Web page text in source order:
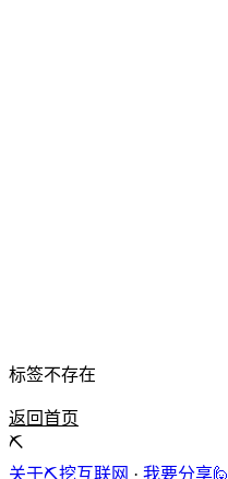
标签不存在
返回首页
⛏️
关于⛏️挖互联网 · 我要分享🙋